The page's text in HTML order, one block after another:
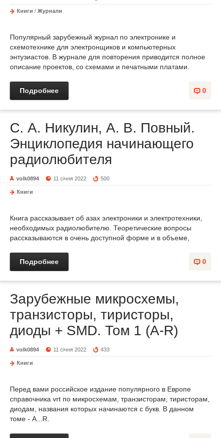
Книги / Журнали
Популярный зарубежный журнал по электронике и
схемотехнике для электронщиков и компьютерных
энтузиастов. В журнале для повторения приводится полное
описание проектов, со схемами и печатными платами.
0
Подробнее
С. А. Никулин, А. В. Повный.
Энциклопедия начинающего
радиолюбителя
volk0894 11 січня 2022 500
Книги
Книга рассказывает об азах электроники и электротехники,
необходимых радиолюбителю. Теоретические вопросы
рассказываются в очень доступной форме и в объеме,
0
Подробнее
Зарубежные микросхемы,
транзисторы, тиристоры,
диоды + SMD. Том 1 (A-R)
volk0894 11 січня 2022 433
Книги
Перед вами российское издание популярного в Европе
справочника vrt по микросхемам, транзисторам, тиристорам,
диодам, названия которых начинаются с букв. В данном
томе - A...R.